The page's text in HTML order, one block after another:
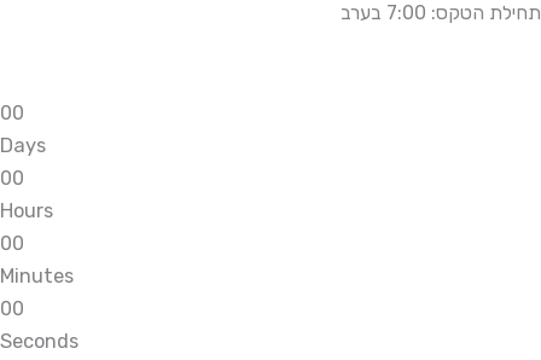
תחילת הטקס: 7:00 בערב
00
Days
00
Hours
00
Minutes
00
Seconds